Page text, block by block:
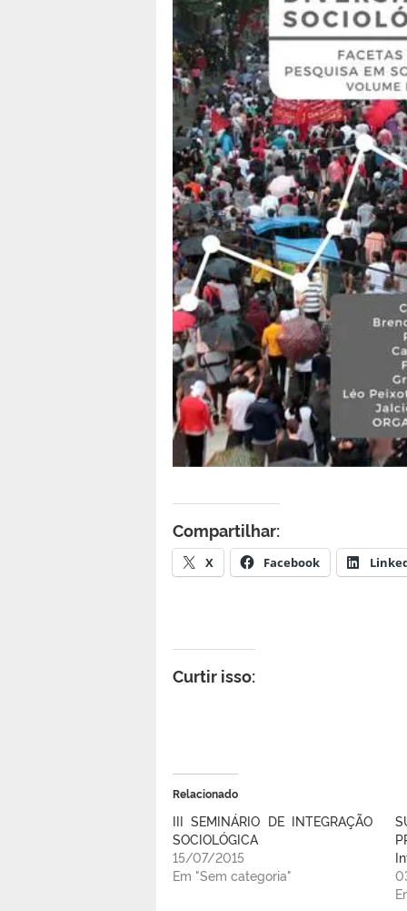
Compartilhar:
X Facebook
Curtir isso:
Relacionado
III SEMINÁRIO DE INTEGRAÇÃO
SOCIOLÓGICA
15/07/2015
Em "Sem categoria"